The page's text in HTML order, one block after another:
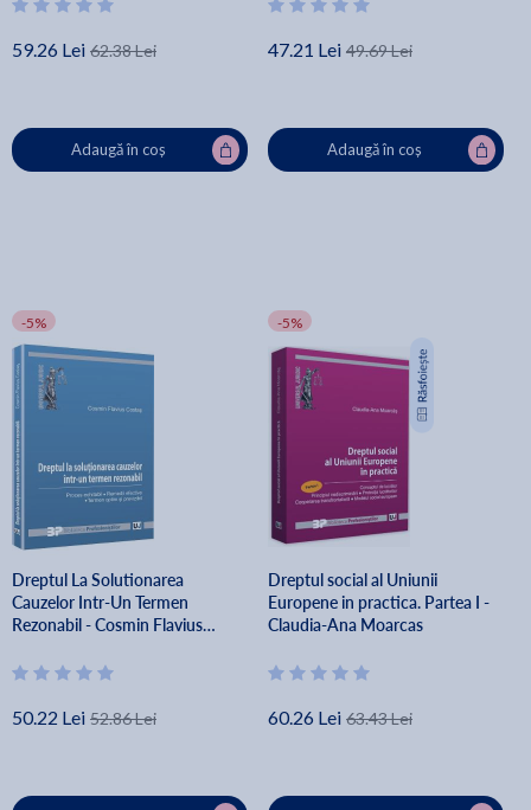
59.26 Lei 62.38 Lei
Adaugă în coș
47.21 Lei 49.69 Lei
Adaugă în coș
-5%
Dreptul La Solutionarea
Cauzelor Intr-Un Termen
Rezonabil - Cosmin Flavius
50.22 Lei 52.86 Lei
-5%
Dreptul social al Uniunii
Europene in practica. Partea I -
Claudia-Ana Moarcas
60.26 Lei 63.43 Lei